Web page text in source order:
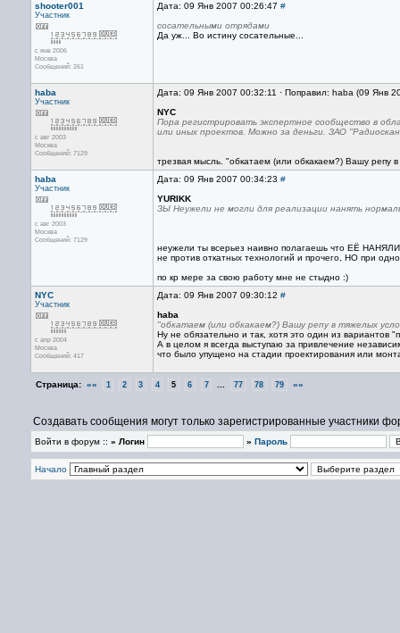
shooter001
Участник
с янв 2006
Москва
Сообщений: 261
Дата: 09 Янв 2007 00:26:47 #
сосательными отрядами
Да уж... Во истину сосательные...
haba
Участник
с авг 2003
Москва
Сообщений: 7129
Дата: 09 Янв 2007 00:32:11 · Поправил: haba (09 Янв
NYC
Пора регистрировать экспертное сообщество в
или иных проектов. Можно за деньги. ЗАО
трезвая мысль. "обкатаем (или обкакаем?) Вашу репу
haba
Участник
с авг 2003
Москва
Сообщений: 7129
Дата: 09 Янв 2007 00:34:23 #
YURIKK
ЗЫ Неужели не могли для реализации нанять
неужели ты всерьез наивно полагаешь что ЕЁ
не против откатных технологий и прочего, НО при
по кр мере за свою работу мне не стыдно :)
NYC
Участник
с апр 2004
Москва
Сообщений: 417
Дата: 09 Янв 2007 09:30:12 #
haba
"обкатаем (или обкакаем?) Вашу репу в тяжелых
Ну не обязательно и так, хотя это один из вариантов
А в целом я всегда выступаю за привлечение
что было упущено на стадии проектирования или
Страница: «« 1 2 3 4 5 6 7 77 78 79 »»
Создавать сообщения могут только зарегистрированные участники
Войти в форум :: » Логин » Пароль
Начало